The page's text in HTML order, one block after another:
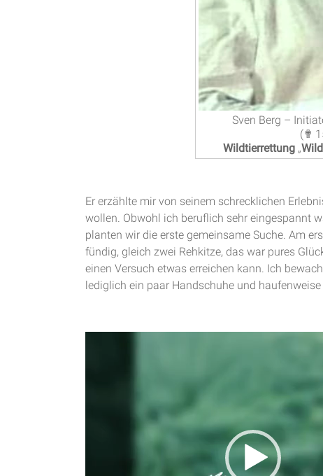
Sven Berg –
(✟
Wildtierrettung„
Er erzählte mir von seinem schrecklichen
wollen. Obwohl ich beruflich sehr eingespannt
planten wir die erste gemeinsame Suche. Am
fündig, gleich zwei Rehkitze, das war pures
einen Versuch etwas erreichen kann. Ich
lediglich ein paar Handschuhe und haufenweise